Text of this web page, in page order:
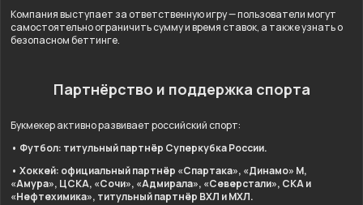
Компания выступает за ответственную игру — пользователи могут
самостоятельно ограничить сумму и время ставок, а также узнать о
безопасном беттинге.
Партнёрство и поддержка спорта
Букмекер активно развивает российский спорт:
• Футбол: титульный партнёр Суперкубка России.
• Хоккей: официальный партнёр «Спартака», «Динамо» М,
«Амура», ЦСКА, «Сочи», «Адмирала», «Северстали», СКА и
«Нефтехимика», титульный партнёр ВХЛ и МХЛ.